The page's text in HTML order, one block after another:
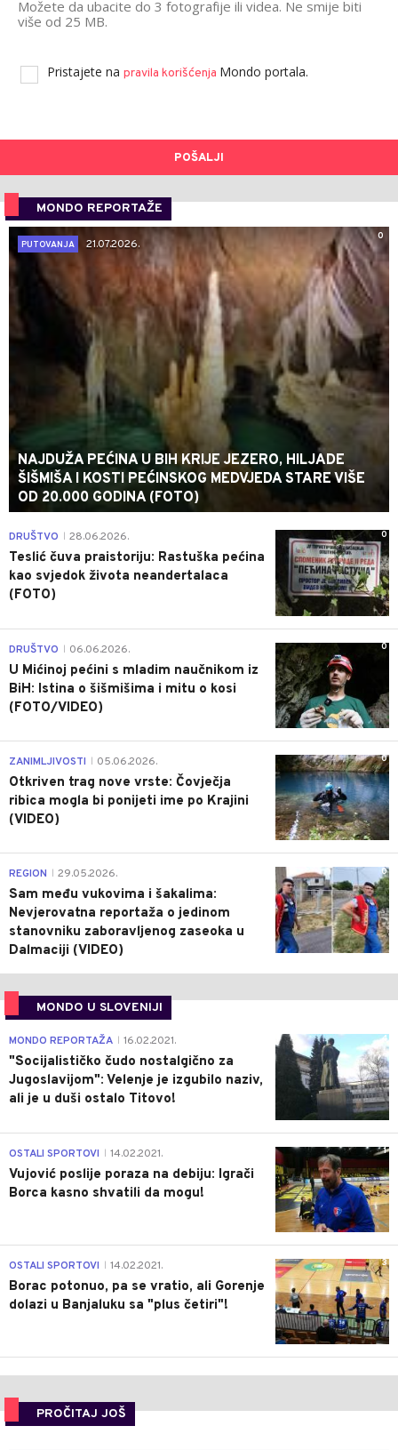
Možete da ubacite do 3 fotografije ili videa. Ne smije biti
više od 25 MB.
Pristajete na pravila korišćenja Mondo portala.
POŠALJI
MONDO REPORTAŽE
0
PUTOVANJA
21.07.2026.
NAJDUŽA PEĆINA U BIH KRIJE JEZERO, HILJADE
ŠIŠMIŠA I KOSTI PEĆINSKOG MEDVJEDA STARE VIŠE
OD 20.000 GODINA (FOTO)
0
DRUŠTVO 28.06.2026.
Teslić čuva praistoriju: Rastuška pećina
kao svjedok života neandertalaca
(FOTO)
0
DRUŠTVO 06.06.2026.
U Mićinoj pećini s mladim naučnikom iz
BiH: Istina o šišmišima i mitu o kosi
(FOTO/VIDEO)
0
ZANIMLJIVOSTI 05.06.2026.
Otkriven trag nove vrste: Čovječja
ribica mogla bi ponijeti ime po Krajini
(VIDEO)
0
REGION 29.05.2026.
Sam među vukovima i šakalima:
Nevjerovatna reportaža o jedinom
stanovniku zaboravljenog zaseoka u
Dalmaciji (VIDEO)
MONDO U SLOVENIJI
4
MONDO REPORTAŽA 16.02.2021.
"Socijalističko čudo nostalgično za
Jugoslavijom": Velenje je izgubilo naziv,
ali je u duši ostalo Titovo!
1
OSTALI SPORTOVI 14.02.2021.
Vujović poslije poraza na debiju: Igrači
Borca kasno shvatili da mogu!
3
OSTALI SPORTOVI 14.02.2021.
Borac potonuo, pa se vratio, ali Gorenje
dolazi u Banjaluku sa "plus četiri"!
PROČITAJ JOŠ